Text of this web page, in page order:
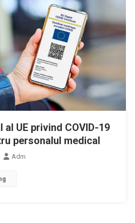
UE privind COVID-19
personalul medical
Adm